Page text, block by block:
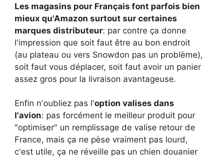
Les magasins pour Français font parfois bien
mieux qu'Amazon surtout sur certaines
marques distributeur: par contre ça donne
l'impression que soit faut être au bon endroit
(au plateau ou vers Snowdon pas un problème),
soit faut vous déplacer, soit faut avoir un panier
assez gros pour la livraison avantageuse.
Enfin n'oubliez pas l'option valises dans
l'avion: pas forcément le meilleur produit pour
"optimiser" un remplissage de valise retour de
France, mais ça ne pèse vraiment pas lourd,
c'est utile, ça ne réveille pas un chien douanier